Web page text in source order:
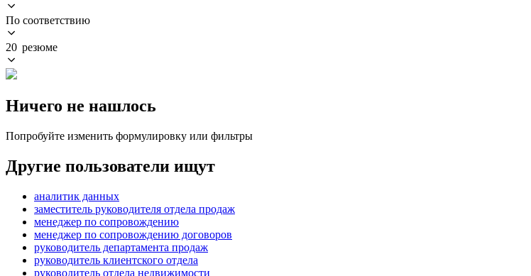
По соответствию
20 резюме
Ничего не нашлось
Попробуйте изменить формулировку или фильтры
Другие пользователи ищут
аналитик данных
заместитель руководителя отдела продаж
менеджер по сопровождению
менеджер по сопровождению договоров
руководитель департамента продаж
руководитель клиентского отдела
руководитель отдела недвижимости